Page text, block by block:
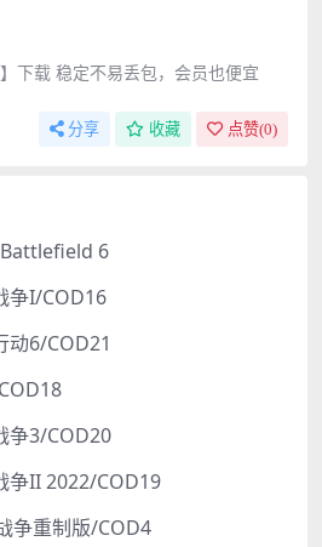
下载 稳定不易丢包，会员也便宜
分享 收藏 点赞(0)
6
争I/COD16
动6/COD21
争3/COD20
争II 2022/COD19
争重制版/COD4